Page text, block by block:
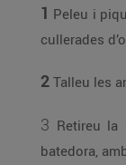
1 Peleu i
cullerades
2 Talleu les
3 Retireu
batedora,